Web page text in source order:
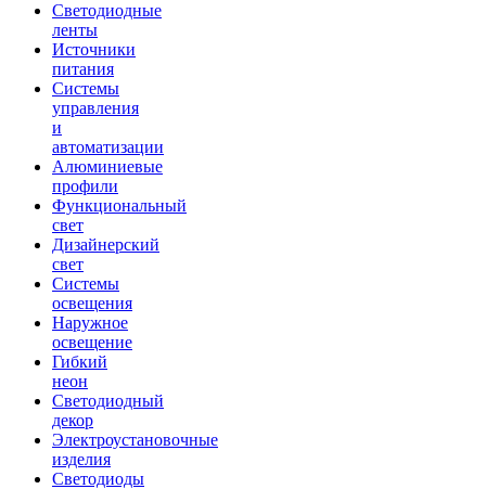
Светодиодные
ленты
Источники
питания
Системы
управления
и
автоматизации
Алюминиевые
профили
Функциональный
свет
Дизайнерский
свет
Системы
освещения
Наружное
освещение
Гибкий
неон
Светодиодный
декор
Электроустановочные
изделия
Светодиоды